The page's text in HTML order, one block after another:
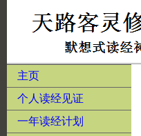
主页
个人读经见证
一年读经计划